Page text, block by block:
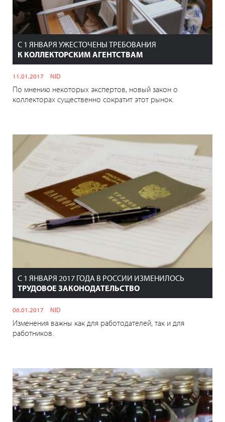
С 1 ЯНВАРЯ УЖЕСТОЧЕНЫ ТРЕБОВАНИЯ
К КОЛЛЕКТОРСКИМ АГЕНТСТВАМ
11.01.2017 NID
По мнению некоторых экспертов, новый закон о
коллекторах существенно сократит этот рынок.
С 1 ЯНВАРЯ 2017 ГОДА В РОССИИ ИЗМЕНИЛОСЬ
ТРУДОВОЕ ЗАКОНОДАТЕЛЬСТВО
06.01.2017 NID
Изменения важны как для работодателей, так и для
работников.